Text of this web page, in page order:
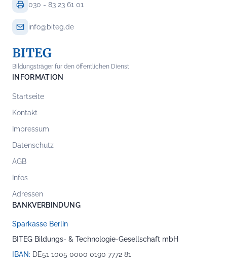
030 - 83 23 61 01
info@biteg.de
BITEG
Bildungsträger für den öffentlichen Dienst
INFORMATION
Startseite
Kontakt
Impressum
Datenschutz
AGB
Infos
Adressen
BANKVERBINDUNG
Sparkasse Berlin
BITEG Bildungs- & Technologie-Gesellschaft mbH
IBAN: DE51 1005 0000 0190 7772 81